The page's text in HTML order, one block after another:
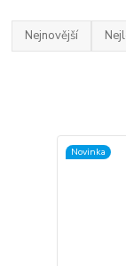
Nejnovější
Novinka